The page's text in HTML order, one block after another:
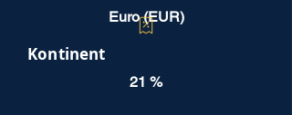
Euro (EUR)
Kontinent
21 %